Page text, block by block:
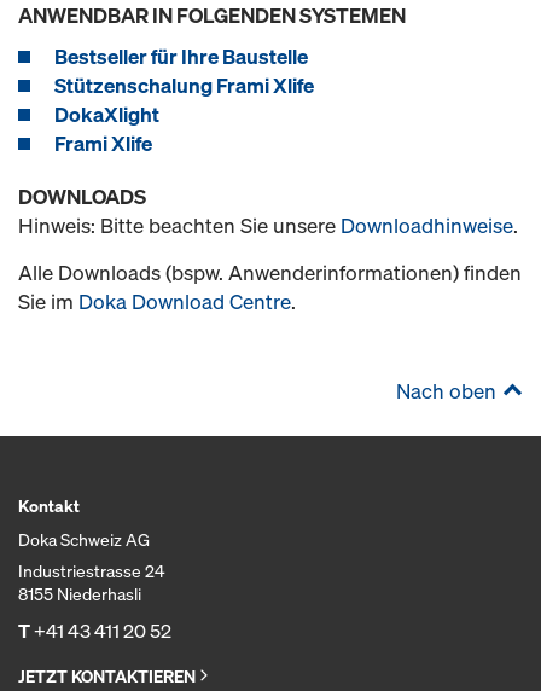
ANWENDBAR IN FOLGENDEN SYSTEMEN
Bestseller für Ihre Baustelle
Stützenschalung Frami Xlife
DokaXlight
Frami Xlife
DOWNLOADS
Hinweis: Bitte beachten Sie unsere Downloadhinweise.
Alle Downloads (bspw. Anwenderinformationen) finden
Sie im Doka Download Centre.
Nach oben
Kontakt
Doka Schweiz AG
Industriestrasse 24
8155 Niederhasli
T+41 43 411 20 52
JETZT KONTAKTIEREN